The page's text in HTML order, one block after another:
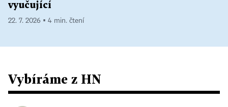
vyučující
22. 7. 2026 ▪ 4 min. čtení
Vybíráme z HN